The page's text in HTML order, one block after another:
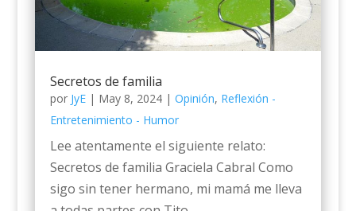
Secretos de familia
por JyE| May 8, 2024| Opinión, Reflexión -
Entretenimiento - Humor
Lee atentamente el siguiente relato:
Secretos de familia Graciela Cabral Como
sigo sin tener hermano, mi mamá me lleva